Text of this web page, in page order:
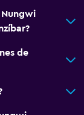
Nungwi
de